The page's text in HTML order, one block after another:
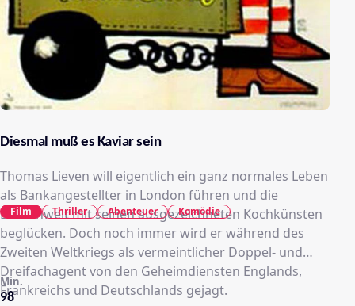
Diesmal muß es Kaviar sein
Thomas Lieven will eigentlich ein ganz normales Leben
als Bankangestellter in London führen und die
Damenwelt mit seinen ausgezeichneten Kochkünsten
beglücken. Doch noch immer wird er während des
Zweiten Weltkriegs als vermeintlicher Doppel- und
Dreifachagent von den Geheimdiensten Englands,
Frankreichs und Deutschlands gejagt.
98
Min.
Film Thriller Abenteuer Komödie